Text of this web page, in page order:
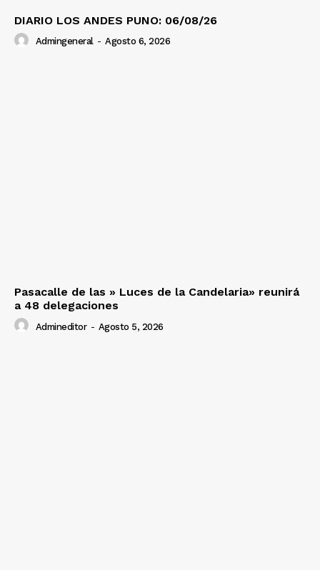
DIARIO LOS ANDES PUNO: 06/08/26
Admingeneral - Agosto 6, 2026
Pasacalle de las » Luces de la Candelaria» reunirá
a 48 delegaciones
Admineditor - Agosto 5, 2026